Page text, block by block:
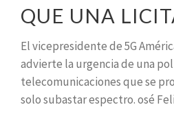
QUE UNA
El vicepresidente de 5G
advierte la urgencia de una
telecomunicaciones que se
solo subastar espectro. osé